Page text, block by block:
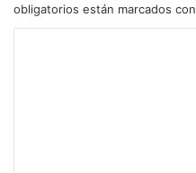
obligatorios están marcados con